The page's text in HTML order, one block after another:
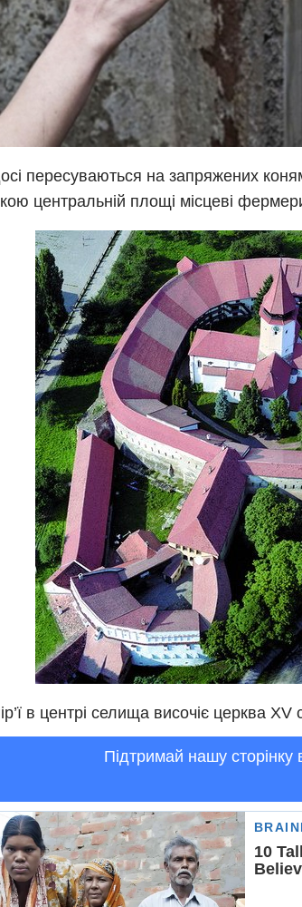
пересуваються на запряжених
центральній площі місцеві
в центрі селища височіє церква XV
Підтримай нашу сторінку